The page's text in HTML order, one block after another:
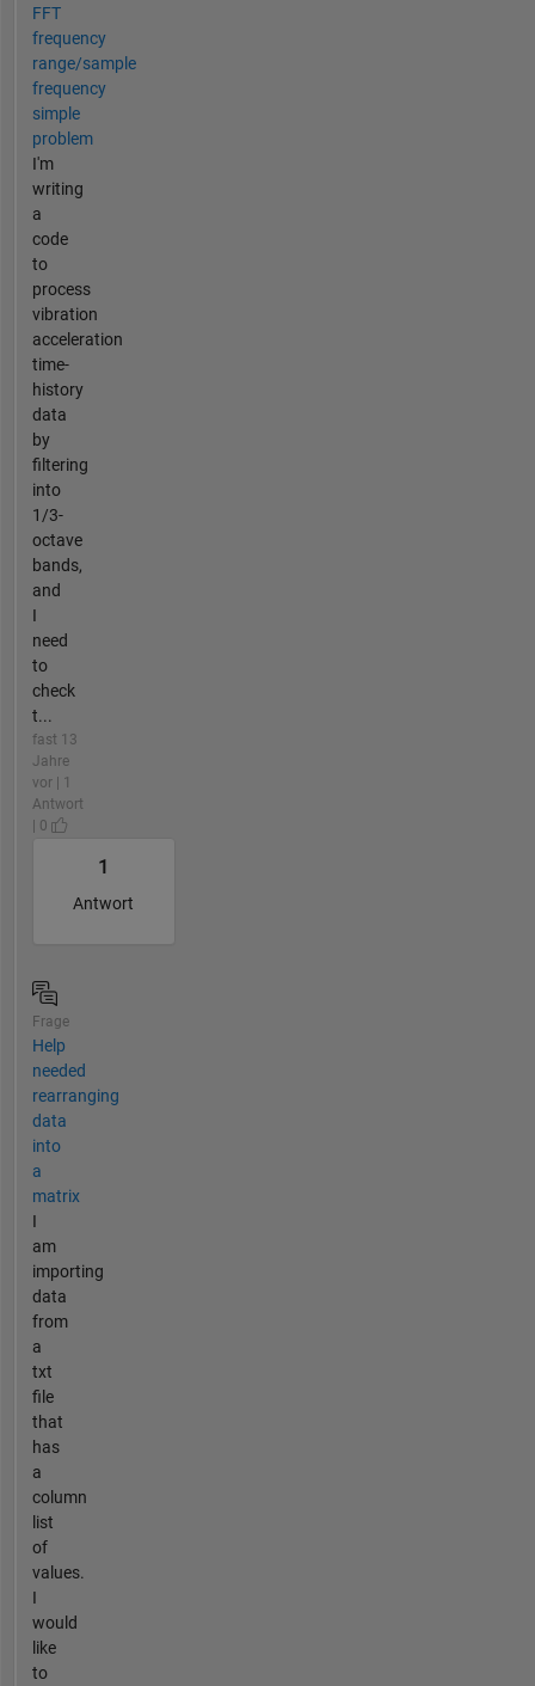
FFT
frequency
range/sample
frequency
simple
problem
I'm
writing
a
code
to
process
vibration
acceleration
time-
history
data
by
filtering
into
1/3-
octave
bands,
and
I
need
to
check
t...
fast 13
Jahre
vor | 1
Antwort
| 0
1
Antwort
Frage
Help
needed
rearranging
data
into
a
matrix
I
am
importing
data
from
a
txt
file
that
has
a
column
list
of
values.
I
would
like
to